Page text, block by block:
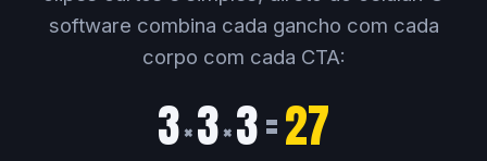
software combina cada gancho com cada
corpo com cada CTA:
3×3×3=27